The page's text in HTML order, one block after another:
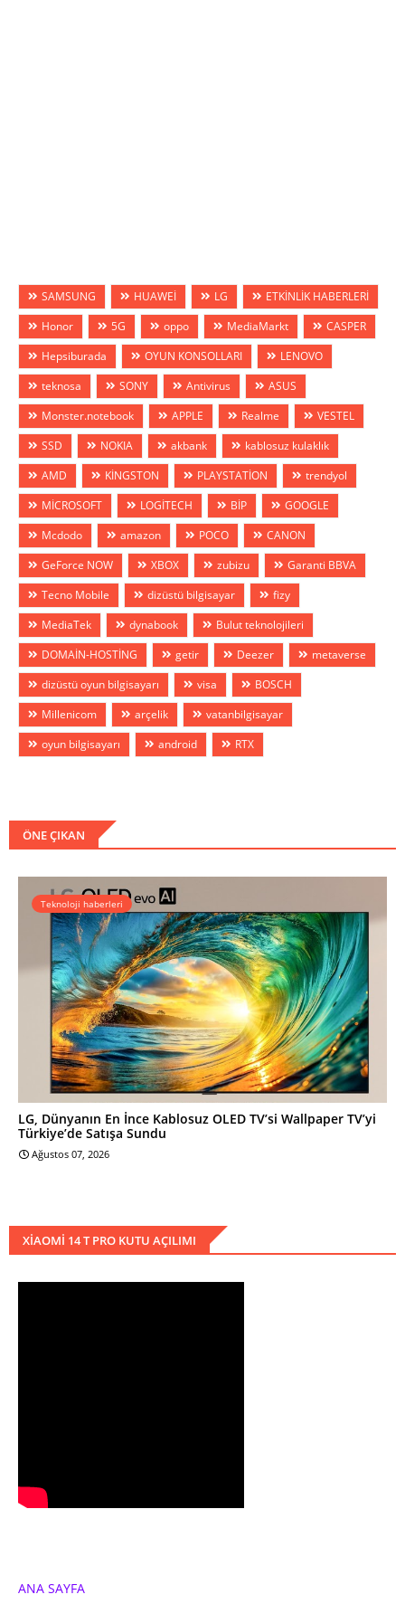
SAMSUNG HUAWEİ LG
ETKİNLİK HABERLERİ
Honor
5G oppo MediaMarkt
CASPER
Hepsiburada
OYUN KONSOLLARI
LENOVO
teknosa
SONY Antivirus
ASUS
Monster.notebook
APPLE Realme
VESTEL
SSD
NOKIA akbank
kablosuz kulaklık
AMD
KİNGSTON PLAYSTATİON
trendyol
MİCROSOFT
LOGİTECH BİP
GOOGLE
Mcdodo
amazon POCO
CANON
GeForce NOW
XBOX zubizu
Garanti BBVA
Tecno Mobile
dizüstü bilgisayar
fizy
MediaTek
dynabook
Bulut teknolojileri
DOMAİN-HOSTİNG
getir Deezer
metaverse
dizüstü oyun bilgisayarı
visa
BOSCH
Millenicom
arçelik
vatanbilgisayar
oyun bilgisayarı
android RTX
ÖNE ÇIKAN
Teknoloji haberleri
LG, Dünyanın En İnce Kablosuz OLED TV’si Wallpaper TV’yi
Türkiye’de Satışa Sundu
Ağustos 07, 2026
XIAOMI 14 T PRO KUTU AÇILIMI
ANA SAYFA